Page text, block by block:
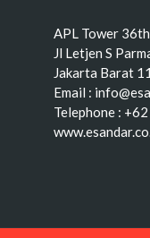
APL Tower
Jl Letjen S
Jakarta Barat
Email :
Telephone :